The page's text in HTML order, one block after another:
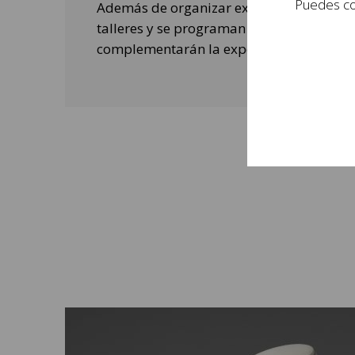
Además de organizar exposiciones, se
talleres y se programan actividades de
complementarán la experiencia de las
Puedes